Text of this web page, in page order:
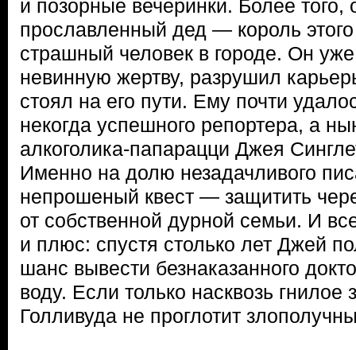
и позорные вечеринки. Более того,
прославленный дед — король
страшный человек в городе. Он
невинную жертву, разрушил
стоял на его пути. Ему почти
некогда успешного репортера, а
алкоголика-папарацци Джея
Именно на долю незадачливого
непрошеный квест — защитить
от собственной дурной семьи. И
и плюс: спустя столько лет Джей
шанс вывести безнаказанного
воду. Если только насквозь гнилое
Голливуда не проглотит